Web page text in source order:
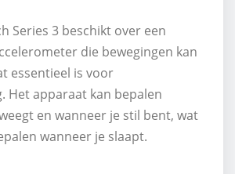
Series 3 beschikt over een
die bewegingen kan
essentieel is voor
Het apparaat kan bepalen
en wanneer je stil bent, wat
wanneer je slaapt.